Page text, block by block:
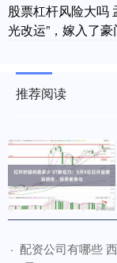
股票杠杆风险大吗
光改运”，嫁入了豪
推荐阅读
· 配资公司有哪些